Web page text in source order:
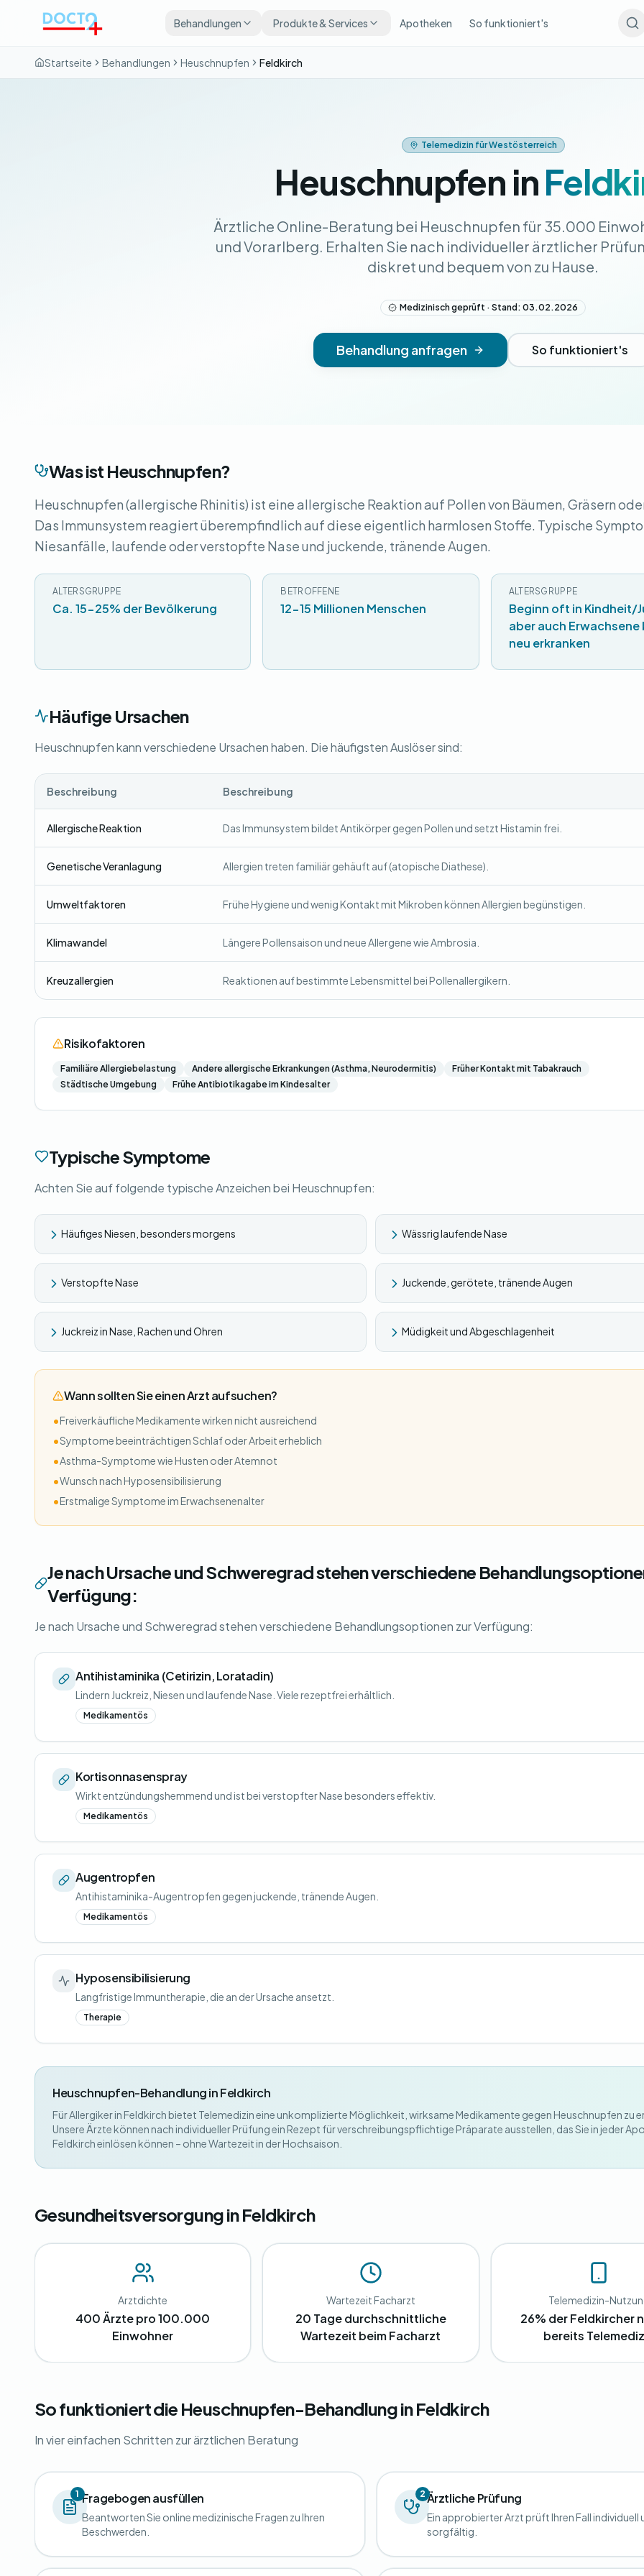
Behandlungen
Produkte & Services Apotheken So funktioniert's
Startseite Behandlungen Heuschnupfen Feldkirch
Telemedizin für Westösterreich
Heuschnupfen in
Ärztliche Online-Beratung bei Heuschnupfen für 35.000
und Vorarlberg. Erhalten Sie nach individueller ärztlicher
diskret und bequem von zu Hause.
Medizinisch geprüft · Stand: 03.02.2026
Behandlung anfragen So funktioniert's
Was ist Heuschnupfen?
Heuschnupfen (allergische Rhinitis) ist eine allergische Reaktion auf Pollen von Bäumen, Gräsern
Das Immunsystem reagiert überempfindlich auf diese eigentlich harmlosen Stoffe. Typische
Niesanfälle, laufende oder verstopfte Nase und juckende, tränende Augen.
ALTERSGRUPPE
Ca. 15-25% der Bevölkerung
BETROFFENE
12-15 Millionen Menschen
ALTERSGRUPPE
Beginn oft in Kindheit/
aber auch Erwachsene
neu erkranken
Häufige Ursachen
Heuschnupfen kann verschiedene Ursachen haben. Die häufigsten Auslöser sind:
Beschreibung Beschreibung
Allergische Reaktion Das Immunsystem bildet Antikörper gegen Pollen und setzt Histamin frei.
Genetische Veranlagung Allergien treten familiär gehäuft auf (atopische Diathese).
Umweltfaktoren Frühe Hygiene und wenig Kontakt mit Mikroben können Allergien begünstigen.
Klimawandel Längere Pollensaison und neue Allergene wie Ambrosia.
Kreuzallergien Reaktionen auf bestimmte Lebensmittel bei Pollenallergikern.
Risikofaktoren
Familiäre Allergiebelastung Andere allergische Erkrankungen (Asthma, Neurodermitis)
Früher Kontakt mit Tabakrauch
Städtische Umgebung
Frühe Antibiotikagabe im Kindesalter
Typische Symptome
Achten Sie auf folgende typische Anzeichen bei Heuschnupfen:
Häufiges Niesen, besonders morgens Wässrig laufende Nase
Verstopfte Nase Juckende, gerötete, tränende Augen
Juckreiz in Nase, Rachen und Ohren Müdigkeit und Abgeschlagenheit
Wann sollten Sie einen Arzt aufsuchen?
•Freiverkäufliche Medikamente wirken nicht ausreichend
•Symptome beeinträchtigen Schlaf oder Arbeit erheblich
•Asthma-Symptome wie Husten oder Atemnot
•Wunsch nach Hyposensibilisierung
•Erstmalige Symptome im Erwachsenenalter
Je nach Ursache und Schweregrad stehen verschiedene
Verfügung:
Je nach Ursache und Schweregrad stehen verschiedene Behandlungsoptionen zur Verfügung:
Antihistaminika (Cetirizin, Loratadin)
Lindern Juckreiz, Niesen und laufende Nase. Viele rezeptfrei erhältlich.
Medikamentös
Kortisonnasenspray
Wirkt entzündungshemmend und ist bei verstopfter Nase besonders effektiv.
Medikamentös
Augentropfen
Antihistaminika-Augentropfen gegen juckende, tränende Augen.
Medikamentös
Hyposensibilisierung
Langfristige Immuntherapie, die an der Ursache ansetzt.
Therapie
Heuschnupfen-Behandlung in Feldkirch
Für Allergiker in Feldkirch bietet Telemedizin eine unkomplizierte Möglichkeit, wirksame Medikamente gegen Heuschnupfen zu
Unsere Ärzte können nach individueller Prüfung ein Rezept für verschreibungspflichtige Präparate ausstellen, das Sie in jeder
Feldkirch einlösen können – ohne Wartezeit in der Hochsaison.
Gesundheitsversorgung in Feldkirch
Arztdichte
400 Ärzte pro 100.000
Einwohner
Wartezeit Facharzt
20 Tage durchschnittliche
Wartezeit beim Facharzt
Telemedizin-
26% der Feldkircher
bereits
So funktioniert die Heuschnupfen-Behandlung in Feldkirch
In vier einfachen Schritten zur ärztlichen Beratung
1 Fragebogen ausfüllen
Beantworten Sie online medizinische Fragen zu Ihren
Beschwerden.
2Ärztliche Prüfung
Ein approbierter Arzt prüft Ihren Fall individuell
sorgfältig.